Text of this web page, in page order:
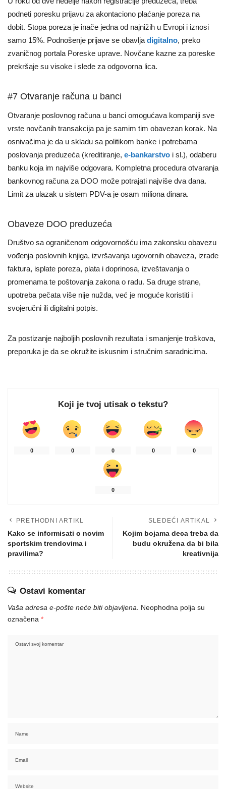
podneti poresku prijavu za akontaciono plaćanje poreza na
dobit. Stopa poreza je inače jedna od najnižih u Evropi i iznosi
samo 15%. Podnošenje prijave se obavlja digitalno, preko
zvaničnog portala Poreske uprave. Novčane kazne za poreske
prekršaje su visoke i slede za odgovorna lica.
#7 Otvaranje računa u banci
Otvaranje poslovnog računa u banci omogućava kompaniji sve
vrste novčanih transakcija pa je samim tim obavezan korak. Na
osnivačima je da u skladu sa politikom banke i potrebama
poslovanja preduzeća (kreditiranje, e-bankarstvo i sl.), odaberu
banku koja im najviše odgovara. Kompletna procedura otvaranja
bankovnog računa za DOO može potrajati najviše dva dana.
Limit za ulazak u sistem PDV-a je osam miliona dinara.
Obaveze DOO preduzeća
Društvo sa ograničenom odgovornošću ima zakonsku obavezu
vođenja poslovnih knjiga, izvršavanja ugovornih obaveza, izrade
faktura, isplate poreza, plata i doprinosa, izveštavanja o
promenama te poštovanja zakona o radu. Sa druge strane,
upotreba pečata više nije nužda, već je moguće koristiti i
svojeručni ili digitalni potpis.
Za postizanje najboljih poslovnih rezultata i smanjenje troškova,
preporuka je da se okružite iskusnim i stručnim saradnicima.
Koji je tvoj utisak o tekstu?
0 0 0 0 0
0
PRETHODNI ARTIKL
Kako se informisati o novim
sportskim trendovima i
pravilima?
SLEDEĆI ARTIKAL
Kojim bojama deca treba da
budu okružena da bi bila
kreativnija
Ostavi komentar
Vaša adresa e-pošte neće biti objavljena. Neophodna polja su
označena *